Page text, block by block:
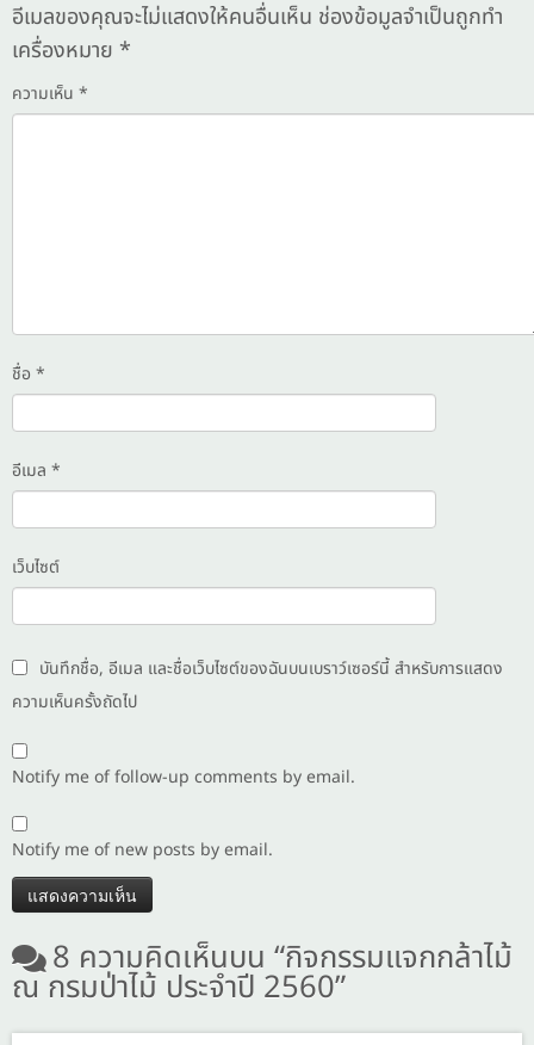
อีเมลของคุณจะไม่แสดงให้คนอื่นเห็น ช่องข้อมูลจำเป็นถูกทำ
เครื่องหมาย *
ความเห็น *
ชื่อ *
อีเมล *
เว็บไซต์
บันทึกชื่อ, อีเมล และชื่อเว็บไซต์ของฉันบนเบราว์เซอร์นี้ สำหรับการแสดง
ความเห็นครั้งถัดไป
Notify me of follow-up comments by email.
Notify me of new posts by email.
8 ความคิดเห็นบน “กิจกรรมแจกกล้าไม้
ณ กรมป่าไม้ ประจำปี 2560”